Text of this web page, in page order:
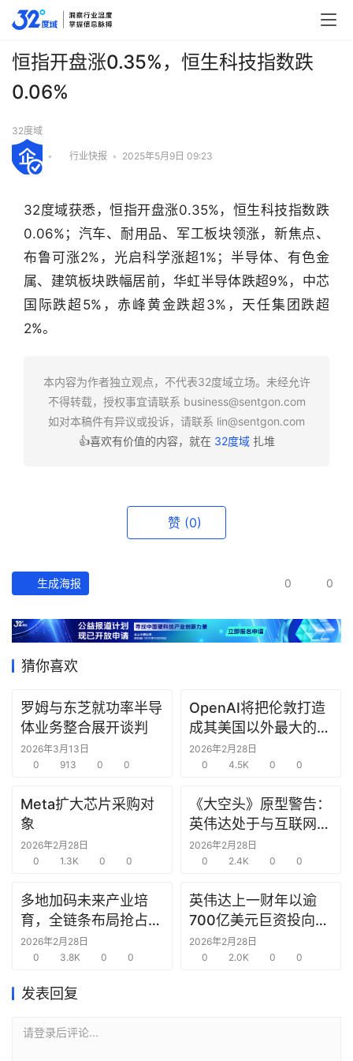
行
产
经
数
据
研
创
投
商
机
圈
恒指开盘涨0.35%，恒生科技指数跌
0.06%
32度域
• 行业快报 • 2025年5月9日 09:23
32度域获悉，恒指开盘涨0.35%，恒生科技指数跌
0.06%；汽车、耐用品、军工板块领涨，新焦点、
布鲁可涨2%，光启科学涨超1%；半导体、有色金
属、建筑板块跌幅居前，华虹半导体跌超9%，中芯
国际跌超5%，赤峰黄金跌超3%，天任集团跌超
2%。
本内容为作者独立观点，不代表32度域立场。未经允许
不得转载，授权事宜请联系 business@sentgon.com
如对本稿件有异议或投诉，请联系 lin@sentgon.com
👍喜欢有价值的内容，就在 32度域扎堆
赞 (0)
生成海报 0 0
猜你喜欢
罗姆与东芝就功率半导
体业务整合展开谈判
2026年3月13日
0
913 0 0
OpenAI将把伦敦打造
成其美国以外最大的研
究中心
2026年2月28日
0
4.5K 0 0
Meta扩大芯片采购对
象
2026年2月28日
0
1.3K 0 0
《大空头》原型警告：
英伟达处于与互联网泡
沫时期思科同样的“危
险境地”
2026年2月28日
0
2.4K 0 0
多地加码未来产业培
育，全链条布局抢占新
赛道先机
2026年2月28日
0
3.8K 0 0
英伟达上一财年以逾
700亿美元巨资投向合
作方，竭力巩固AI芯片
需求
2026年2月28日
0
2.0K 0 0
发表回复
请登录后评论...